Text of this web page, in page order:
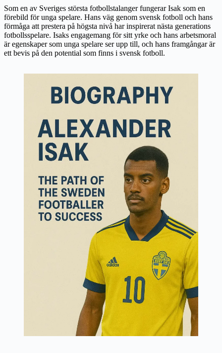
Som en av Sveriges största fotbollstalanger fungerar Isak som en
förebild för unga spelare. Hans väg genom svensk fotboll och hans
förmåga att prestera på högsta nivå har inspirerat nästa generations
fotbollsspelare. Isaks engagemang för sitt yrke och hans arbetsmoral
är egenskaper som unga spelare ser upp till, och hans framgångar är
ett bevis på den potential som finns i svensk fotboll.